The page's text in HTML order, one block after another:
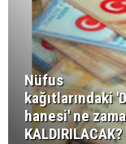
Nüfus
kağıtlarındaki
hanesi' ne
KALDIRILACAK?